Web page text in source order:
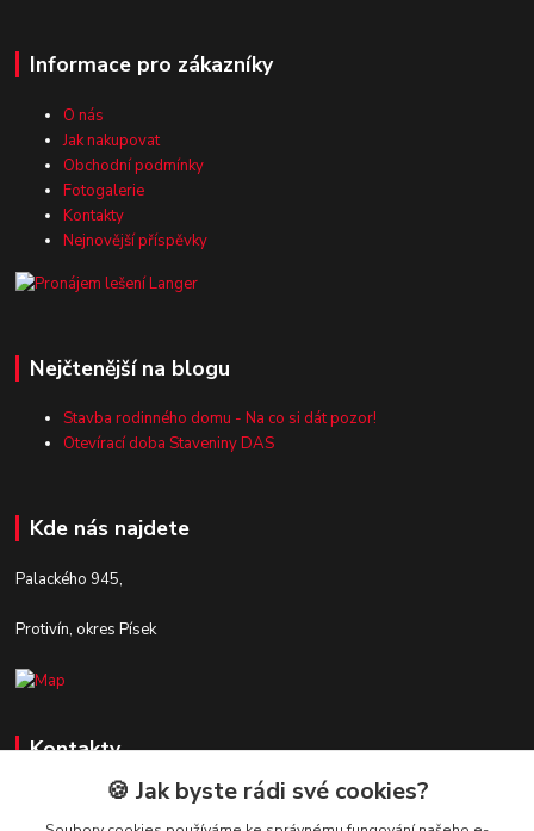
Informace pro zákazníky
O nás
Jak nakupovat
Obchodní podmínky
Fotogalerie
Kontakty
Nejnovější příspěvky
Nejčtenější na blogu
Stavba rodinného domu - Na co si dát pozor!
Otevírací doba Staveniny DAS
Kde nás najdete
Palackého 945,
Protivín, okres Písek
Kontakty
Zákaznická podpora Stavby DaS
+420 720 190 190
🍪 Jak byste rádi své cookies?